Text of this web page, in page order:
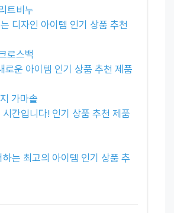
트비누
디자인 아이템 인기 상품 추천
로스백
로운 아이템 인기 상품 추천 제품
가마솥
간입니다! 인기 상품 추천 제품
는 최고의 아이템 인기 상품 추